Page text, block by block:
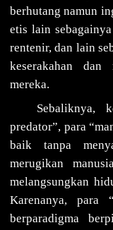
berhutang namun
etis lain
rentenir, dan lain
keserakahan dan
mereka.
Sebaliknya,
predator”, para
baik tanpa
merugikan
melangsungkan
Karenanya, para
berparadigma